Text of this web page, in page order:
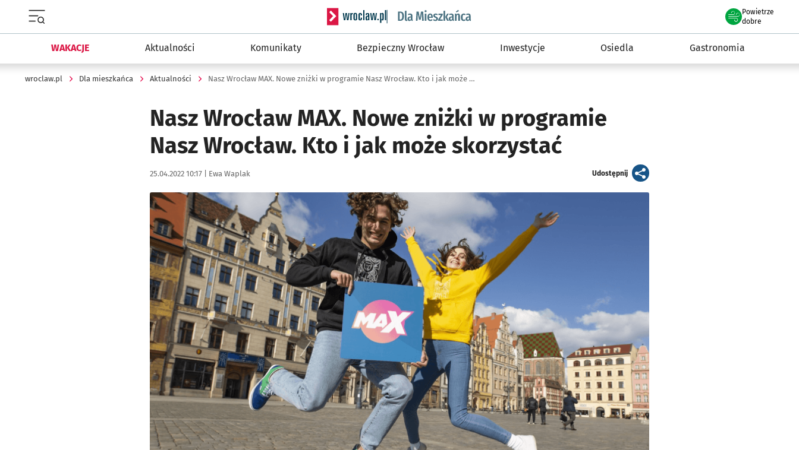
Serwis informacyjny wroclaw.pl podserwis: Dla mieszkańca
Powietrze
we Wrocławiu
dobre
WAKACJE Aktualności Komunikaty Bezpieczny Wrocław Inwestycje Osiedla Gastronomia
wroclaw.pl Dla mieszkańca Aktualności Nasz Wrocław MAX. Nowe zniżki w programie Nasz Wrocław. Kto i jak może skorzystać
Nasz Wrocław MAX. Nowe zniżki w programie
Nasz Wrocław. Kto i jak może skorzystać
Data publikacji:
25.04.2022 10:17 | Autor:
Ewa Waplak Udostępnijartykuł
Kliknij, aby powiększyć